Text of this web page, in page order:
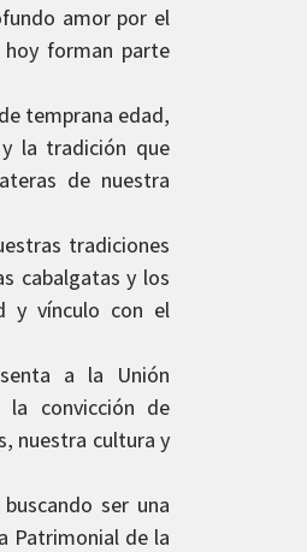
amor por el
forman parte
temprana edad,
la tradición que
de nuestra
tradiciones
cabalgatas y los
y vínculo con el
a la Unión
la convicción de
nuestra cultura y
ser una
Patrimonial de la